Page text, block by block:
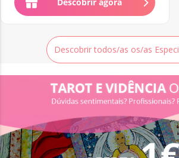
Descobrir todos/as os/as